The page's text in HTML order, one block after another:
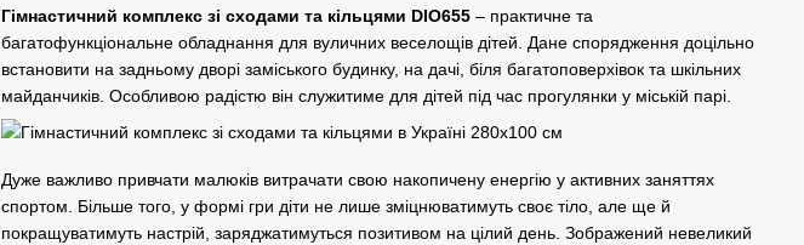
Гімнастичний комплекс зі сходами та кільцями DIO655 – практичне та
багатофункціональне обладнання для вуличних веселощів дітей. Дане спорядження доцільно
встановити на задньому дворі заміського будинку, на дачі, біля багатоповерхівок та шкільних
майданчиків. Особливою радістю він служитиме для дітей під час прогулянки у міській парі.
Дуже важливо привчати малюків витрачати свою накопичену енергію у активних заняттях
спортом. Більше того, у формі гри діти не лише зміцнюватимуть своє тіло, але ще й
покращуватимуть настрій, заряджатимуться позитивом на цілий день. Зображений невеликий